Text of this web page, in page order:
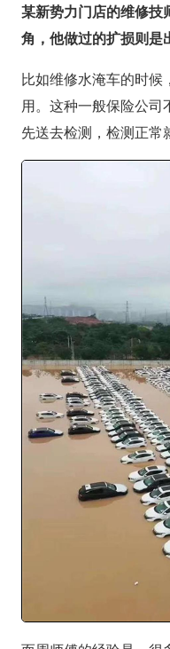
某新势力门店的维修技
角，他做过的扩损则是
比如维修水淹车的时候
用。这种一般保险公司
先送去检测，检测正常